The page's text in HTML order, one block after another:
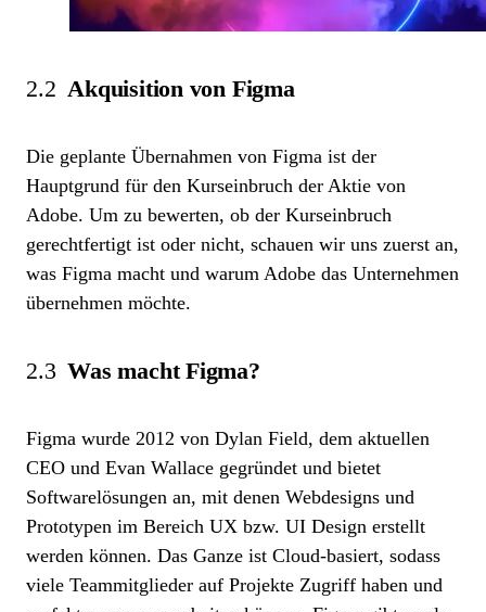
2.2 Akquisition von Figma
Die geplante Übernahmen von Figma ist der
Hauptgrund für den Kurseinbruch der Aktie von
Adobe. Um zu bewerten, ob der Kurseinbruch
gerechtfertigt ist oder nicht, schauen wir uns zuerst an,
was Figma macht und warum Adobe das Unternehmen
übernehmen möchte.
2.3 Was macht Figma?
Figma wurde 2012 von Dylan Field, dem aktuellen
CEO und Evan Wallace gegründet und bietet
Softwarelösungen an, mit denen Webdesigns und
Prototypen im Bereich UX bzw. UI Design erstellt
werden können. Das Ganze ist Cloud-basiert, sodass
viele Teammitglieder auf Projekte Zugriff haben und